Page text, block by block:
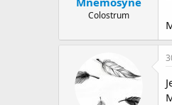
Colostrum